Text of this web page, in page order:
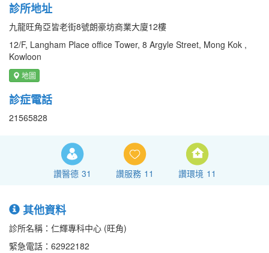
診所地址
九龍旺角亞皆老街8號朗豪坊商業大廈12樓
12/F, Langham Place office Tower, 8 Argyle Street, Mong Kok ,
Kowloon
地圖
診症電話
21565828
讚醫德 31 讚服務 11 讚環境 11
其他資料
診所名稱：仁輝專科中心 (旺角)
緊急電話：62922182